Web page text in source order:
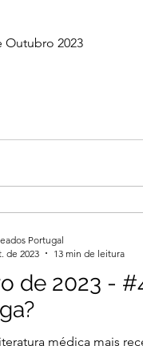
Outubro 2023
de 2023 -
médica mais
Portugal
de 2023
13 min de leitura